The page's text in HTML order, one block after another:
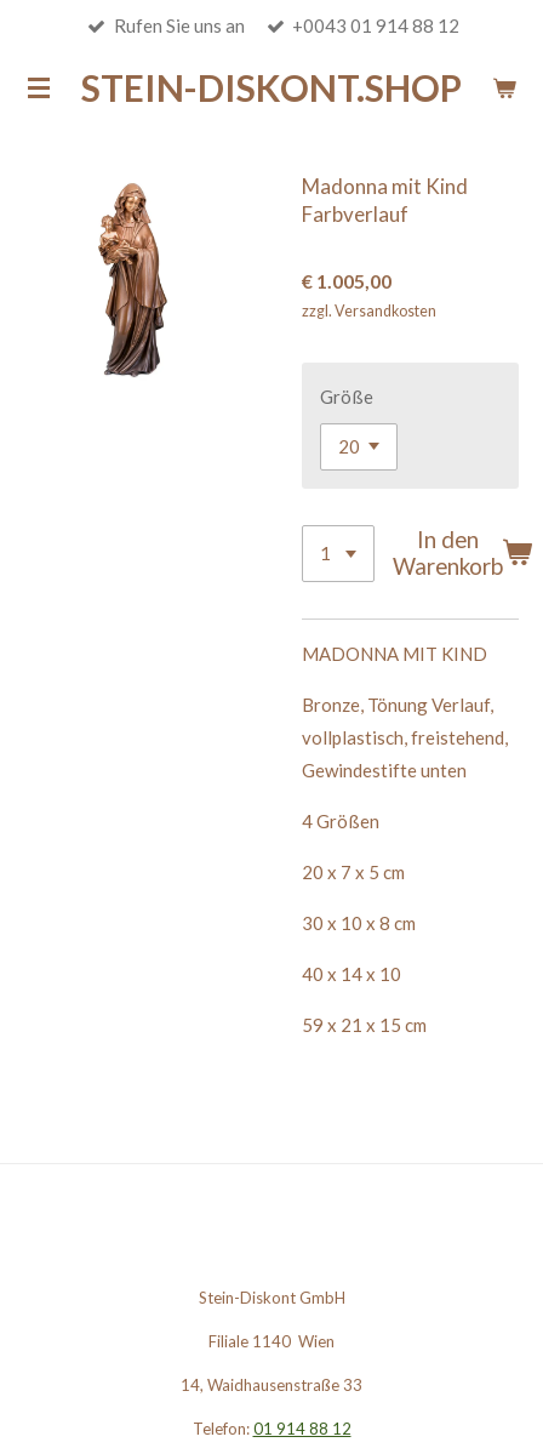
springenSTEIN-DISKONT.SHOP
Rufen Sie uns an +0043 01 914 88 12
Madonna mit Kind
Farbverlauf
€ 1.005,00
zzgl. Versandkosten
Größe
In den
Warenkorb
MADONNA MIT KIND
Bronze, Tönung Verlauf,
vollplastisch, freistehend,
Gewindestifte unten
4 Größen
20 x 7 x 5 cm
30 x 10 x 8 cm
40 x 14 x 10
59 x 21 x 15 cm
Stein-Diskont GmbH
Filiale 1140 Wien
14, Waidhausenstraße 33
Telefon: 01 914 88 12